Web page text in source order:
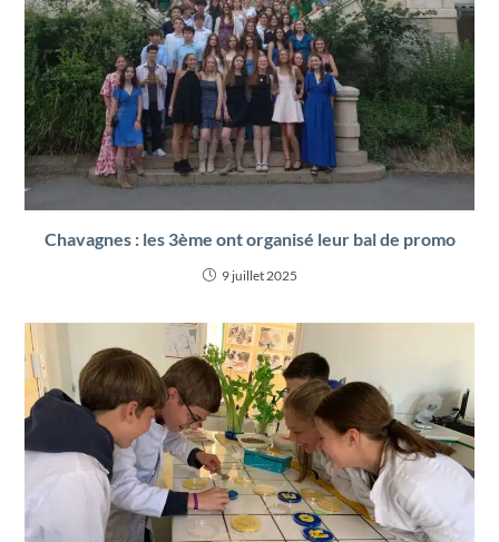
Chavagnes : les 3ème ont organisé leur bal de promo
9 juillet 2025